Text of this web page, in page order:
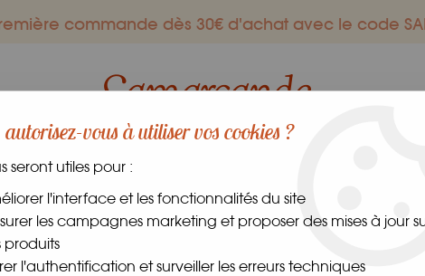
commande dès 30€ d'achat avec le code
GOURMANDS DANS LE MONDE FRAIS
vous à utiliser vos cookies ?
seront utiles pour :
l'interface et les fonctionnalités du site
les campagnes marketing et proposer des mises à jour
produits
l'authentification et surveiller les erreurs techniques